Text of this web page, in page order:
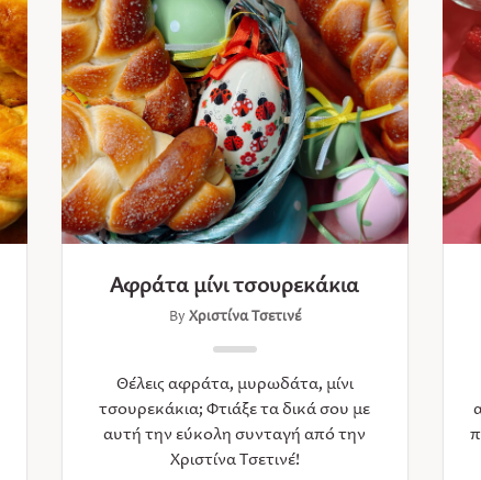
Αφράτα μίνι τσουρεκάκια
By Χριστίνα Τσετινέ
Θέλεις αφράτα, μυρωδάτα, μίνι
τσουρεκάκια; Φτιάξε τα δικά σου με
αυτή την εύκολη συνταγή από την
Χριστίνα Τσετινέ!